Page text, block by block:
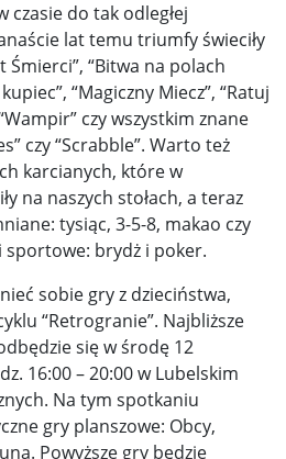
czasie do tak odległej
lat temu triumfy świeciły
Śmierci”, “Bitwa na polach
“Magiczny Miecz”, “Ratuj
czy wszystkim znane
czy “Scrabble”. Warto też
karcianych, które w
na naszych stołach, a teraz
tysiąc, 3-5-8, makao czy
sportowe: brydż i poker.
sobie gry z dzieciństwa,
“Retrogranie”. Najbliższe
się w środę 12
16:00 – 20:00 w Lubelskim
Na tym spotkaniu
gry planszowe: Obcy,
Powyższe gry będzie